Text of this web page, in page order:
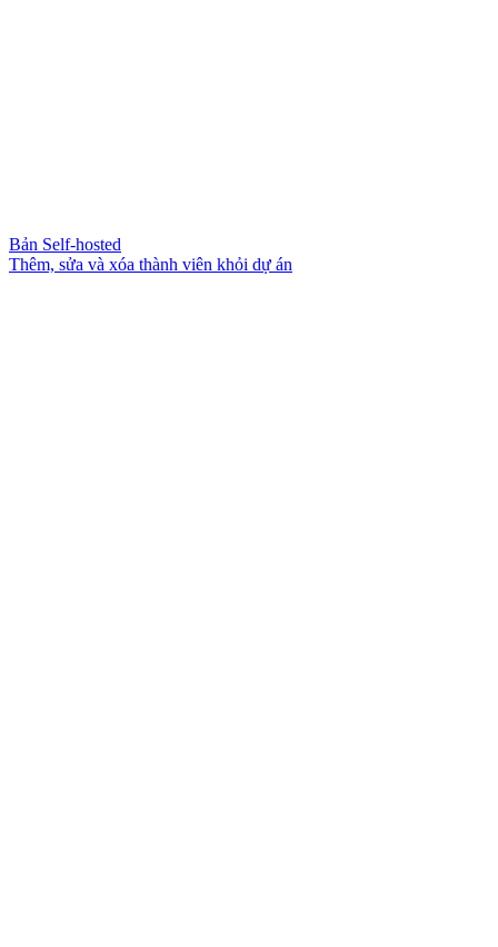
Bản Self-hosted
Thêm, sửa và xóa thành viên khỏi dự án